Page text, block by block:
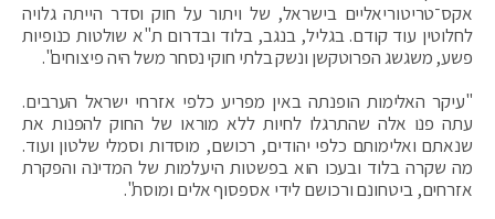
אקס־טריטוריאליים בישראל, של ויתור על חוק וסדר הייתה גלויה
לחלוטין עוד קודם. בגליל, בנגב, בלוד ובדרום ת"א שולטות כנופיות
פשע, משגשג הפרוטקשן ונשק בלתי חוקי נסחר משל היה פיצוחים".
"עיקר האלימות הופנתה באין מפריע כלפי אזרחי ישראל הערבים.
עתה פנו אלה שהתרגלו לחיות ללא מוראו של החוק להפנות את
שנאתם ואלימותם כלפי יהודים, רכושם, מוסדות וסמלי שלטון ועוד.
מה שקרה בלוד ובעכו הוא בפשטות היעלמות של המדינה והפקרת
אזרחים, ביטחונם ורכושם לידי אספסוף אלים ומוסת".